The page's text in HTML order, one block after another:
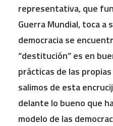
representativa, que
Guerra Mundial,toca a
democracia se
“destitución” es en
prácticas de las
salimos de esta
delante lo bueno que
modelo de las